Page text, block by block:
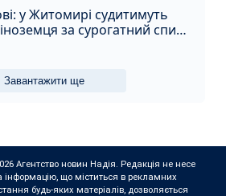
у Житомирі судитимуть
за сурогатний спирт
Завантажити ще
Агентство новин Надія. Редакція не несе
інформацію, що міститься в рекламних
будь-яких матеріалів, дозволяється